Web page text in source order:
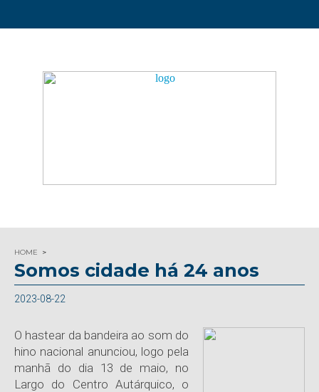
HOME
Somos cidade há 24 anos
2023-08-22
O hastear da bandeira ao som do
hino nacional anunciou, logo pela
manhã do dia 13 de maio, no
Largo do Centro Autárquico, o